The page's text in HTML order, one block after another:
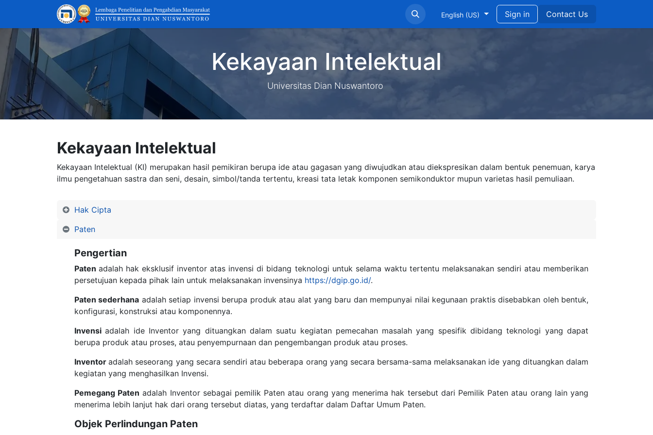
Information Pendidikan untuk Pengembangan Berkelanjutan
English (US) Sign in Contact Us
Kekayaan Intelektual
Universitas Dian Nuswantoro
Kekayaan Intelektual
Kekayaan Intelektual (KI) merupakan hasil pemikiran berupa ide atau gagasan yang diwujudkan atau diekspresikan dalam bentuk penemuan, karya
ilmu pengetahuan sastra dan seni, desain, simbol/tanda tertentu, kreasi tata letak komponen semikonduktor mupun varietas hasil pemuliaan.
Hak Cipta
Paten
Pengertian
Patenadalah hak eksklusif inventor atas invensi di bidang teknologi untuk selama waktu tertentu melaksanakan sendiri atau memberikan
persetujuan kepada pihak lain untuk melaksanakan invensinya https://dgip.go.id/.
Paten sederhana adalah setiap invensi berupa produk atau alat yang baru dan mempunyai nilai kegunaan praktis disebabkan oleh bentuk,
konfigurasi, konstruksi atau komponennya.
Invensiadalah ide Inventor yang dituangkan dalam suatu kegiatan pemecahan masalah yang spesifik dibidang teknologi yang dapat
berupa produk atau proses, atau penyempurnaan dan pengembangan produk atau proses.
Inventoradalah seseorang yang secara sendiri atau beberapa orang yang secara bersama-sama melaksanakan ide yang dituangkan dalam
kegiatan yang menghasilkan Invensi.
Pemegang Paten adalah Inventor sebagai pemilik Paten atau orang yang menerima hak tersebut dari Pemilik Paten atau orang lain yang
menerima lebih lanjut hak dari orang tersebut diatas, yang terdaftar dalam Daftar Umum Paten.
Objek Perlindungan Paten